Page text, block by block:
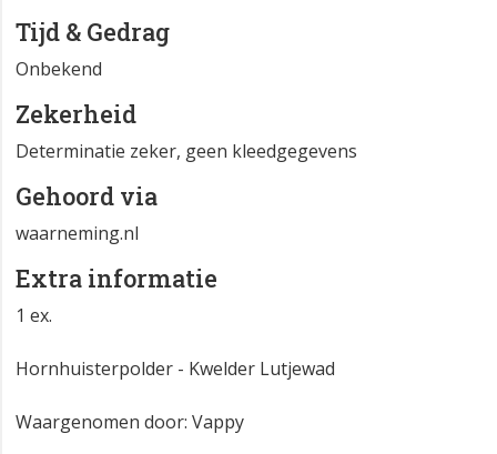
Tijd & Gedrag
Onbekend
Zekerheid
Determinatie zeker, geen kleedgegevens
Gehoord via
waarneming.nl
Extra informatie
1 ex.
Hornhuisterpolder - Kwelder Lutjewad
Waargenomen door: Vappy